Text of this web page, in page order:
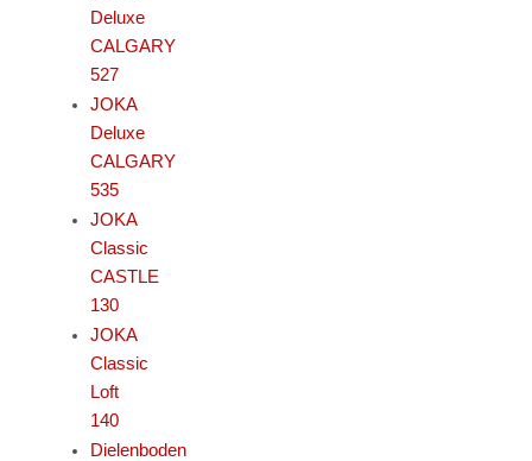
Deluxe
CALGARY
527
JOKA
Deluxe
CALGARY
535
JOKA
Classic
CASTLE
130
JOKA
Classic
Loft
140
Dielenboden